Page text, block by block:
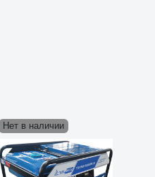
Нет в наличии